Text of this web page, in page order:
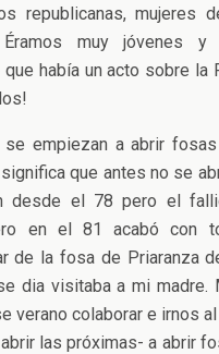
republicanas, mujeres
muy jóvenes y
había un acto sobre la
se empiezan a abrir
que antes no se
desde el 78 pero el
en el 81 acabó con
de la fosa de Priaranza
dia visitaba a mi madre.
verano colaborar e irnos
las próximas- a abrir